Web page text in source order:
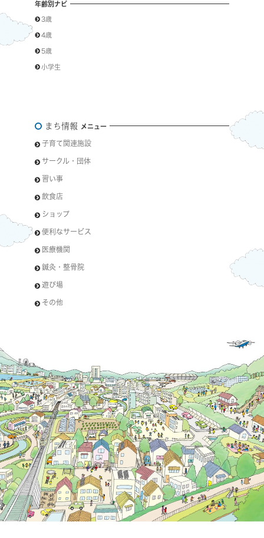
年齢別ナビ
3歳
4歳
5歳
小学生
まち情報 メニュー
子育て関連施設
サークル・団体
習い事
飲食店
ショップ
便利なサービス
医療機関
鍼灸・整骨院
遊び場
その他